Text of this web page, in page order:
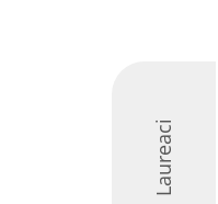
Laureaci